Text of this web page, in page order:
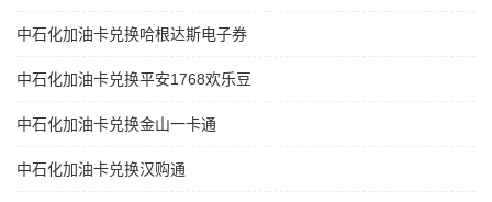
中石化加油卡兑换哈根达斯电子券
中石化加油卡兑换平安1768欢乐豆
中石化加油卡兑换金山一卡通
中石化加油卡兑换汉购通